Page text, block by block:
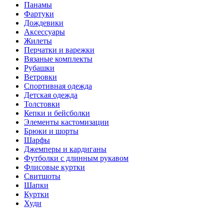
Панамы
Фартуки
Дождевики
Аксессуары
Жилеты
Перчатки и варежки
Вязаные комплекты
Рубашки
Ветровки
Спортивная одежда
Детская одежда
Толстовки
Кепки и бейсболки
Элементы кастомизации
Брюки и шорты
Шарфы
Джемперы и кардиганы
Футболки с длинным рукавом
Флисовые куртки
Свитшоты
Шапки
Куртки
Худи